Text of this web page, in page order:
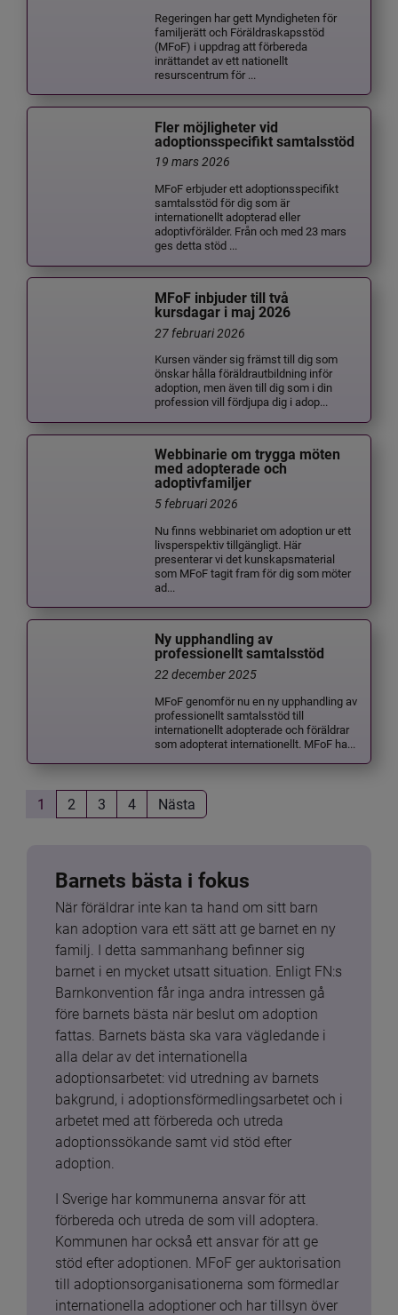
Regeringen har gett Myndigheten för
familjerätt och Föräldraskapsstöd
(MFoF) i uppdrag att förbereda
inrättandet av ett nationellt
resurscentrum för ...
Fler möjligheter vid
adoptionsspecifikt samtalsstöd
19 mars 2026
MFoF erbjuder ett adoptionsspecifikt
samtalsstöd för dig som är
internationellt adopterad eller
adoptivförälder. Från och med 23 mars
ges detta stöd ...
MFoF inbjuder till två
kursdagar i maj 2026
27 februari 2026
Kursen vänder sig främst till dig som
önskar hålla föräldrautbildning inför
adoption, men även till dig som i din
profession vill fördjupa dig i adop...
Webbinarie om trygga möten
med adopterade och
adoptivfamiljer
5 februari 2026
Nu finns webbinariet om adoption ur ett
livsperspektiv tillgängligt. Här
presenterar vi det kunskapsmaterial
som MFoF tagit fram för dig som möter
ad...
Ny upphandling av
professionellt samtalsstöd
22 december 2025
MFoF genomför nu en ny upphandling av
professionellt samtalsstöd till
internationellt adopterade och föräldrar
som adopterat internationellt. MFoF ha...
1 2 3 4 Nästa
Barnets bästa i fokus
När föräldrar inte kan ta hand om sitt barn
kan adoption vara ett sätt att ge barnet en ny
familj. I detta sammanhang befinner sig
barnet i en mycket utsatt situation. Enligt FN:s
Barnkonvention får inga andra intressen gå
före barnets bästa när beslut om adoption
fattas. Barnets bästa ska vara vägledande i
alla delar av det internationella
adoptionsarbetet: vid utredning av barnets
bakgrund, i adoptionsförmedlingsarbetet och i
arbetet med att förbereda och utreda
adoptionssökande samt vid stöd efter
adoption.
I Sverige har kommunerna ansvar för att
förbereda och utreda de som vill adoptera.
Kommunen har också ett ansvar för att ge
stöd efter adoptionen. MFoF ger auktorisation
till adoptionsorganisationerna som förmedlar
internationella adoptioner och har tillsyn över